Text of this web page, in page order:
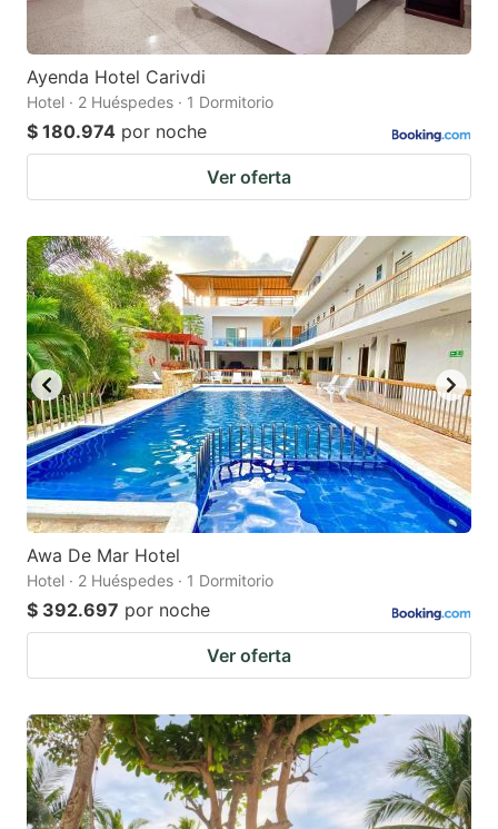
Ayenda Hotel Carivdi
Hotel · 2 Huéspedes · 1 Dormitorio
$ 180.974 por noche
Ver oferta
Awa De Mar Hotel
Hotel · 2 Huéspedes · 1 Dormitorio
$ 392.697 por noche
Ver oferta